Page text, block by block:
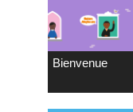
Bienvenue